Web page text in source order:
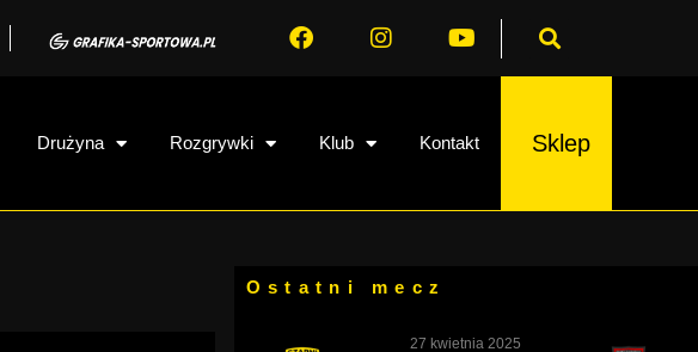
Drużyna Rozgrywki Klub Kontakt Sklep
Ostatni mecz
27 kwietnia 2025